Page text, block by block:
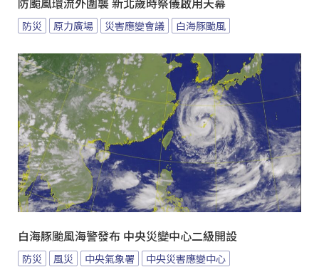
防颱風環流外圍襲 新北歲時祭儀啟用天幕
防災 原力廣場 災害應變會議 白海豚颱風
白海豚颱風海警發布 中央災變中心二級開設
防災 風災 中央氣象署
中央災害應變中心